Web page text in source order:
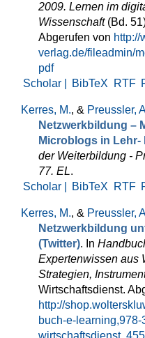
2009. Lernen im
Wissenschaft(Bd.
Abgerufen von http://
verlag.de/fileadmin/
pdf
Scholar |
BibTeX RTF
Kerres, M., & Preussler,
Netzwerkbildung –
Microblogs in
der Weiterbildung -
77. EL.
Scholar |
BibTeX RTF
Kerres, M., & Preussler,
Netzwerkbildung
(Twitter). In
Expertenwissen aus
Strategien,
Wirtschaftsdienst.
http://
buch-e-
wirtschaftsdienst,,455